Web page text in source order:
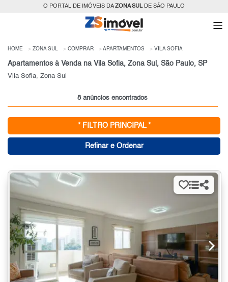
O PORTAL DE IMÓVEIS DAZONA SULDE SÃO PAULO
HOME ZONA SUL COMPRAR APARTAMENTOS VILA SOFIA
Apartamentos à Venda na Vila Sofia, Zona Sul, São Paulo, SP
Vila Sofia, Zona Sul
8 anúncios encontrados
* FILTRO PRINCIPAL *
Refinar e Ordenar